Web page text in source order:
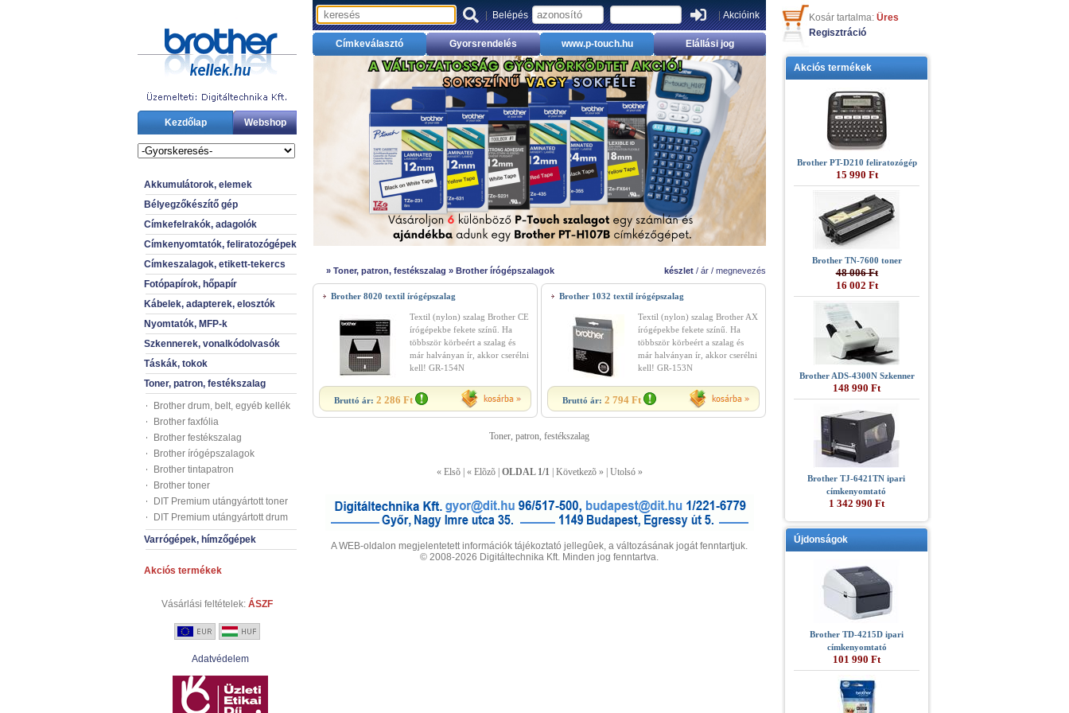
Kezdőlap Webshop
Akkumulátorok, elemek
Bélyegzőkészítő gép
Címkefelrakók, adagolók
Címkenyomtatók, feliratozógépek
Címkeszalagok, etikett-tekercs
Fotópapírok, hőpapír
Kábelek, adapterek, elosztók
Nyomtatók, MFP-k
Szkennerek, vonalkódolvasók
Táskák, tokok
Toner, patron, festékszalag
Brother drum, belt, egyéb kellék
Brother faxfólia
Brother festékszalag
Brother írógépszalagok
Brother tintapatron
Brother toner
DIT Premium utángyártott toner
DIT Premium utángyártott drum
Varrógépek, hímzőgépek
Akciós termékek
Vásárlási feltételek: ÁSZF
Adatvédelem
|Belépés |Akcióink
Címkeválasztó Gyorsrendelés www.p-touch.hu Elállási jog
» Toner, patron, festékszalag » Brother írógépszalagok készlet / ár / megnevezés
Brother 8020 textil írógépszalag
Textil (nylon) szalag Brother CE
írógépekbe fekete színű. Ha
többször körbeért a szalag és
már halványan ír, akkor cserélni
kell! GR-154N
Bruttó ár: 2 286 Ft
Brother 1032 textil írógépszalag
Textil (nylon) szalag Brother AX
írógépekbe fekete színű. Ha
többször körbeért a szalag és
már halványan ír, akkor cserélni
kell! GR-153N
Bruttó ár: 2 794 Ft
Toner, patron, festékszalag
« Elsõ | « Elõzõ | OLDAL 1/1| Következõ » | Utolsó »
A WEB-oldalon megjelentetett információk tájékoztató jellegûek, a változásának jogát fenntartjuk.
© 2008-2026 Digitáltechnika Kft. Minden jog fenntartva.
Kosár tartalma: Üres
Regisztráció
Akciós termékek
Brother PT-D210 feliratozógép
15 990 Ft
Brother TN-7600 toner
48 006 Ft
16 002 Ft
Brother ADS-4300N Szkenner
148 990 Ft
Brother TJ-6421TN ipari
címkenyomtató
1 342 990 Ft
Újdonságok
Brother TD-4215D ipari
címkenyomtató
101 990 Ft